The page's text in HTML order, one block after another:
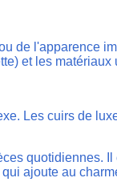
de l'apparence
et les matériaux
Les cuirs de
quotidiennes. Il
ajoute au